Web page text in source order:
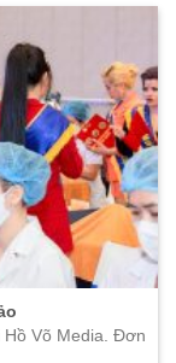
Võ Media. Đơn